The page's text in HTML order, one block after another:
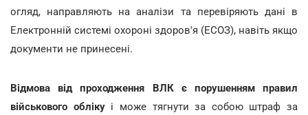
огляд, направляють на аналізи та перевіряють дані в
Електронній системі охороні здоров'я (ЕСОЗ), навіть якщо
документи не принесені.
Відмова від проходження ВЛК є порушенням правил
військового обліку і може тягнути за собою штраф за